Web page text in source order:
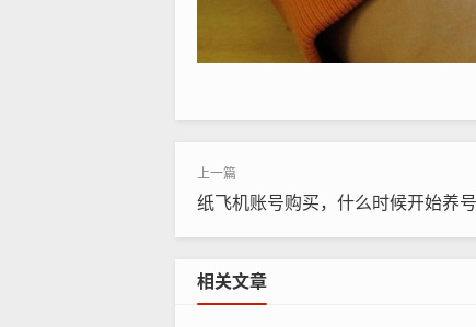
纸飞机账号购买，什么时候开始养
相关文章